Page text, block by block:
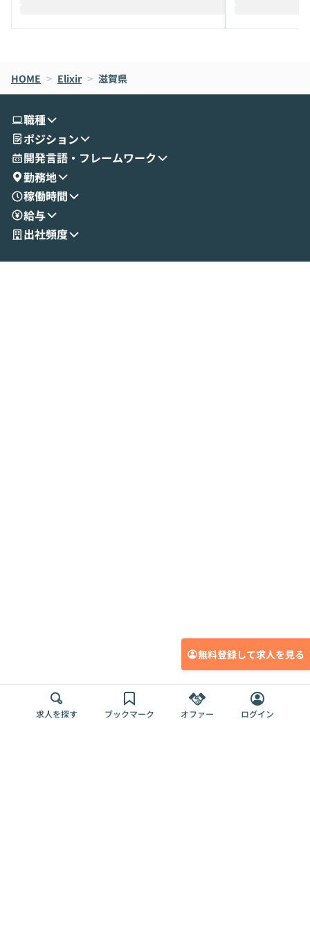
メルカリでの判断基準をもとに「なぜClau
oworkの基本的な機能をご紹介いただきま
す。 続く公開デモでは、実際にCoworkを
せいただきます。数分でワークフローが完
成する手軽さや、Gmail等の外部サービス
とセキュアに連携できるポイントなど、実
演を通じて具体的なイメージをお届けしま
す。 後半のディスカッションでは、セキュ
リティの考え方や社内導入の進め方など、
現場目線でさらに深掘りしていきます。
「自分の業務をAIで自動化してみたいけ
いう方にこそ参加いただきたいイベントで
それぞれの本当
ント構築の最前
HOME > Elixir > 滋賀県
職種
ポジション
開発言語・フレームワーク
勤務地
稼働時間
給与
出社頻度
無料登録して求人を見る
求人を探す ブックマーク オファー ログイン